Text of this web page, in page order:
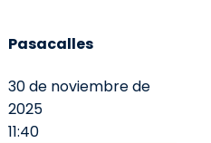
Pasacalles
30 de noviembre de
2025
11:40